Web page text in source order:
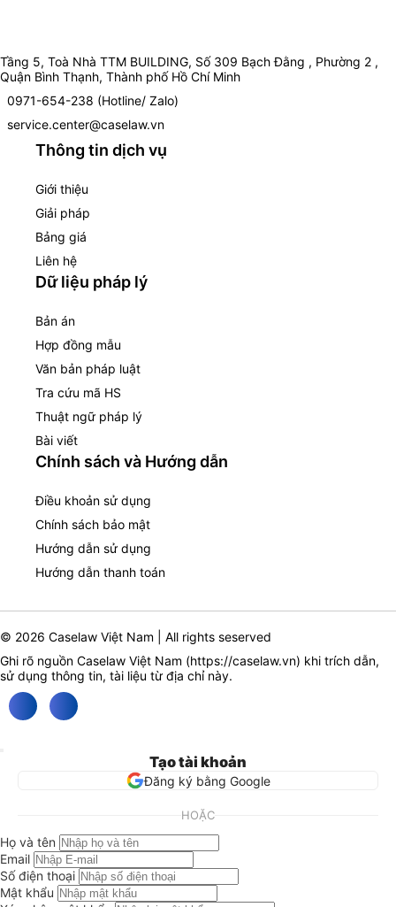
Tầng 5, Toà Nhà TTM BUILDING, Số 309 Bạch Đằng , Phường 2 ,
Quận Bình Thạnh, Thành phố Hồ Chí Minh
0971-654-238 (Hotline/ Zalo)
service.center@caselaw.vn
Thông tin dịch vụ
Giới thiệu
Giải pháp
Bảng giá
Liên hệ
Dữ liệu pháp lý
Bản án
Hợp đồng mẫu
Văn bản pháp luật
Tra cứu mã HS
Thuật ngữ pháp lý
Bài viết
Chính sách và Hướng dẫn
Điều khoản sử dụng
Chính sách bảo mật
Hướng dẫn sử dụng
Hướng dẫn thanh toán
© 2026 Caselaw Việt Nam | All rights seserved
Ghi rõ nguồn Caselaw Việt Nam (https://caselaw.vn) khi trích dẫn,
sử dụng thông tin, tài liệu từ địa chỉ này.
Tạo tài khoản
Đăng ký bằng Google
HOẶC
Họ và tên
Email
Số điện thoại
Mật khẩu